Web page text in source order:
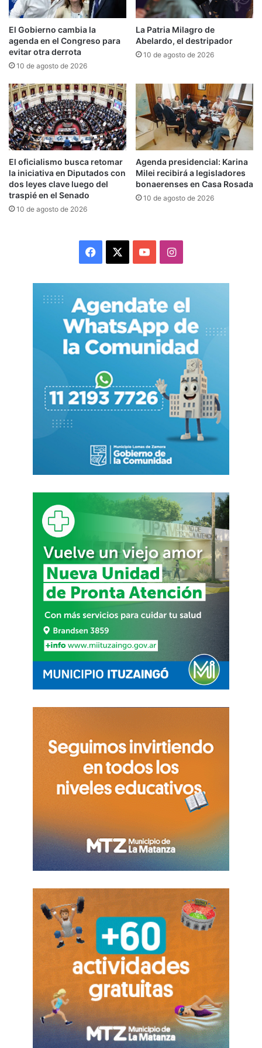
menos, baja inflación, y una nueva Argentina»
se repiten en nuestros oídos sin entender si
alguien le cree.
La derecha hace su trabajo cambia espejitos por
riquezas. Nos habla de la modernidad, de la
inteligencia artificial, de lo nuevo y nosotros
vemos solamente saqueo, pobreza, indigencia y
tristeza.
El cripto- gate marca un antes y después. Para el
primer mundo ya no es un loquito obediente al
Para el poder local ya no resulta gracioso.
Clarín dejó de emitir tapas positivas y Eurnekian
El 2001 se acerca. En octubre hay elecciones,
quizás el voto en blanco refleje la resistencia
popular. Y debemos entender que no esta todo
perdido. Perón murió en 1974 pero dejó
conceptos para aplicar en cualquier siglo.
Leemos “La comunidad organizada” y
observamos que la política del peronismo no solo
rechazó la colectivización de la economía y la
tecnificación forzada, sino que vio en el
esencial. Así como el capitalismo liberal conduce
al hombre al egoísmo y al triunfo de las
oligarquías financieras, el comunismo despoja al
hombre de su esencia individual y hace de él un
mero instrumento del estado totalitario.
La idea que propone Perón es clara; entre dos
sistemas sociales que desarrollan la economía a
expensas del ser humano, se trata de crear una
tercera posición que medie entre la praxis
individual y la vida tamizada por el estado
omnímodo. A esta idea de justicia social dentro
de un capitalismo moderado con intervención
sistema productivo Perón le llama
justicialismo
Por eso, amigo, no todo está perdido.
El Gobierno cambia la
agenda en el Congreso para
evitar otra derrota
10 de agosto de 2026
La Patria Milagro de
Abelardo, el destripador
10 de agosto de 2026
El oficialismo busca retomar
la iniciativa en Diputados con
dos leyes clave luego del
traspié en el Senado
10 de agosto de 2026
Agenda presidencial: Karina
Milei recibirá a legisladores
bonaerenses en Casa Rosada
10 de agosto de 2026
Facebook YouTubeInstagram